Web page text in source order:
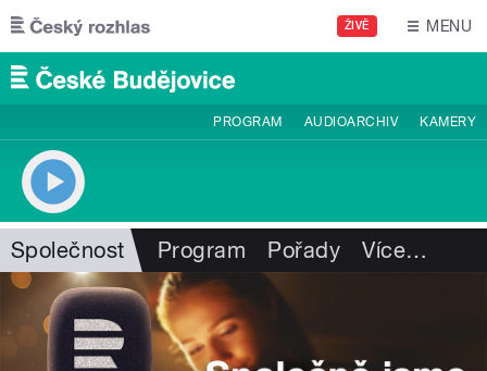
Přejít k hlavnímu obsahu
ŽIVĚ MENU
PROGRAM AUDIOARCHIV KAMERY
Společnost Program Pořady Více…